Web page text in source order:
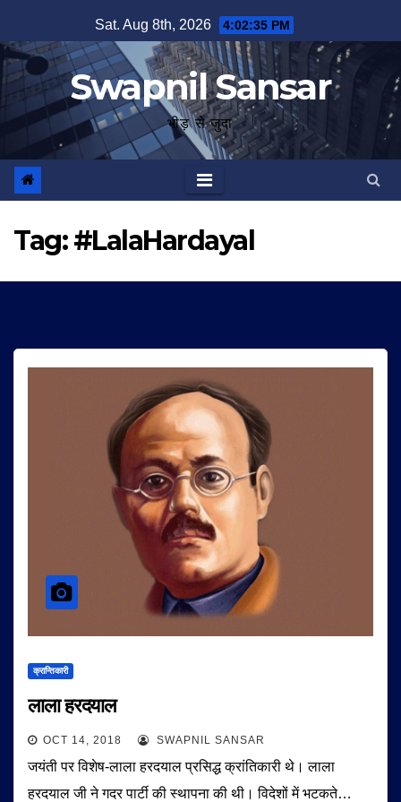
to
content
Sat. Aug 8th, 2026 4:02:35 PM
Swapnil Sansar
भीड़ से जुदा
Tag:#LalaHardayal
क्रान्तिकारी
लाला हरदयाल
OCT 14, 2018 SWAPNIL SANSAR
जयंती पर विशेष-लाला हरदयाल प्रसिद्ध क्रांतिकारी थे। लाला
हरदयाल जी ने गदर पार्टी की स्थापना की थी। विदेशों में भटकते…